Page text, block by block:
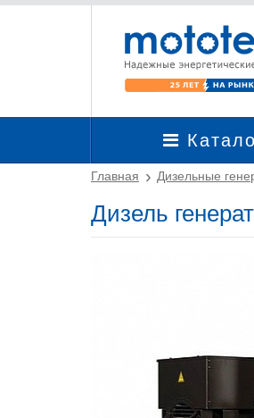
Главная Дизельные
Дизель